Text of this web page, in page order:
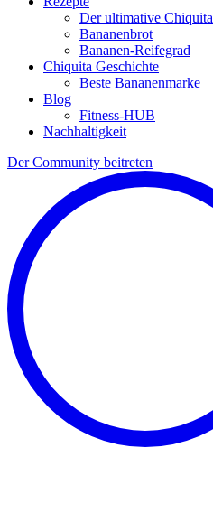
Der ultimative
Bananenbrot
Bananen-Reifegrad
Chiquita Geschichte
Beste Bananenmarke
Blog
Fitness-HUB
Nachhaltigkeit
Der Community beitreten